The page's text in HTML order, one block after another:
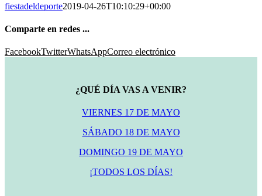
fiestadeldeporte2019-04-26T10:10:29+00:00
Comparte en redes ...
FacebookTwitterWhatsAppCorreo electrónico
¿QUÉ DÍA VAS A VENIR?
VIERNES 17 DE MAYO
SÁBADO 18 DE MAYO
DOMINGO 19 DE MAYO
¡TODOS LOS DÍAS!